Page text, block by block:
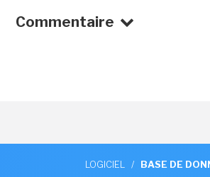
Commentaire
LOGICIEL / BASE DE